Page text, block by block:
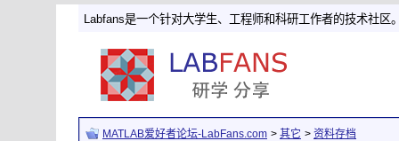
Labfans是一个针对大学生、工程师和科研工作者的技术社区
MATLAB爱好者论坛-LabFans.com > 其它 > 资料存档